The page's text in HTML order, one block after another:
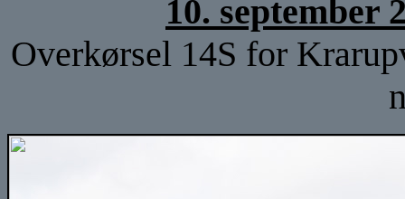
10. september
Overkørsel 14S for